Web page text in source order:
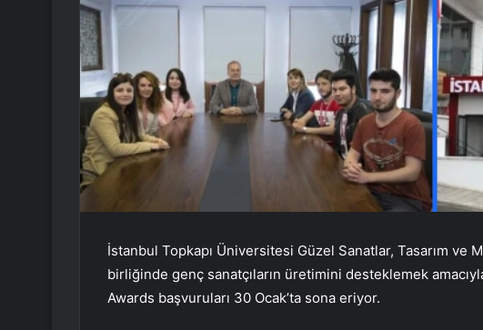
İstanbul Topkapı Üniversitesi Güzel Sanatlar, Tasarım ve
birliğinde genç sanatçıların üretimini desteklemek
Awards başvuruları 30 Ocak’ta sona eriyor.